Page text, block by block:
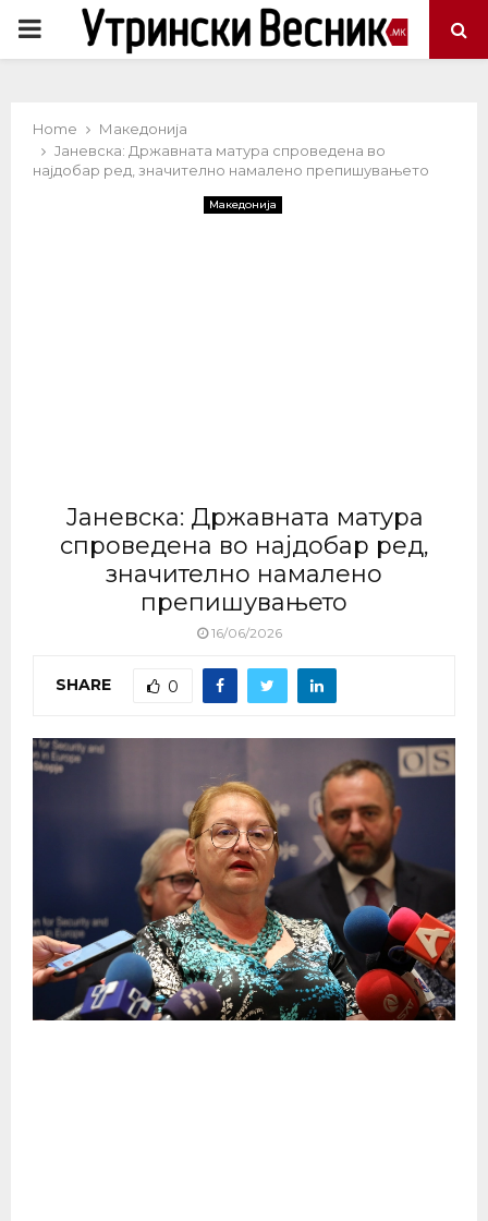
PRIMARY
Home
Македонија
Јаневска: Државната матура спроведена во
најдобар ред, значително намалено препишувањето
Македонија
Јаневска: Државната матура
спроведена во најдобар ред,
значително намалено
препишувањето
16/06/2026
SHARE 0